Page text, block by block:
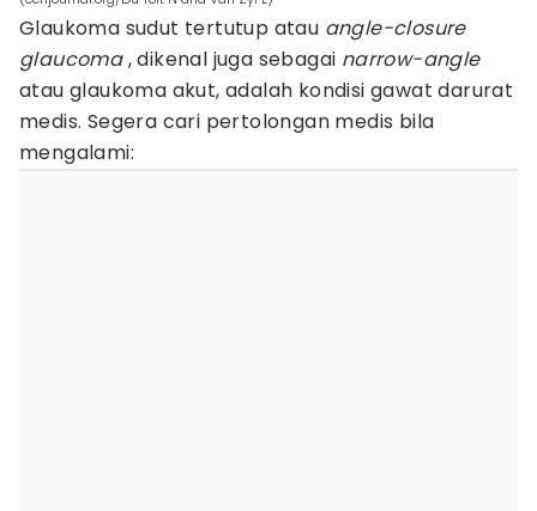
Glaukoma sudut tertutup atau angle-closure
glaucoma, dikenal juga sebagai narrow-angle
atau glaukoma akut, adalah kondisi gawat darurat
medis. Segera cari pertolongan medis bila
mengalami: